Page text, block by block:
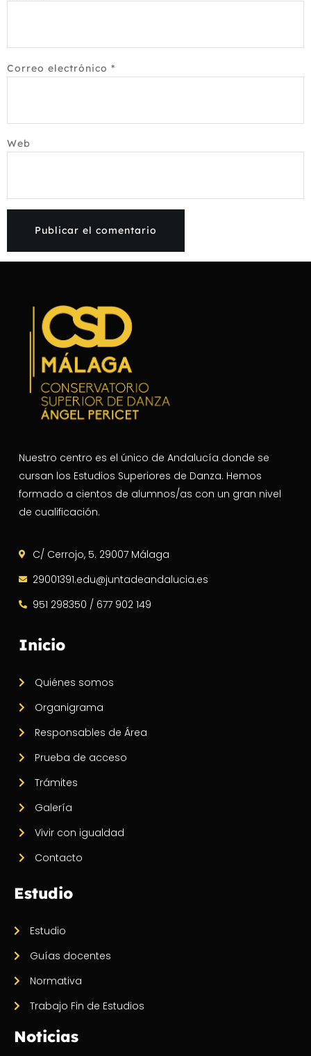
Correo electrónico *
Web
Nuestro centro es el único de Andalucía donde se
cursan los Estudios Superiores de Danza. Hemos
formado a cientos de alumnos/as con un gran nivel
de cualificación.
C/ Cerrojo, 5. 29007 Málaga
29001391.edu@juntadeandalucia.es
951 298350 / 677 902 149
Inicio
Quiénes somos
Organigrama
Responsables de Área
Prueba de acceso
Trámites
Galería
Vivir con igualdad
Contacto
Estudio
Estudio
Guías docentes
Normativa
Trabajo Fin de Estudios
Noticias